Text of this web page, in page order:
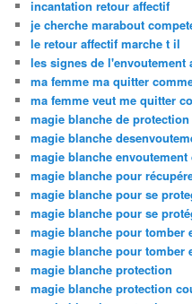
incantation retour affectif
je cherche marabout
le retour affectif marche t il
les signes de l'envoutement
ma femme ma quitter
ma femme veut me quitter
magie blanche de protection
magie blanche
magie blanche envoutement
magie blanche pour
magie blanche pour se
magie blanche pour se
magie blanche pour tomber
magie blanche pour tomber
magie blanche protection
magie blanche protection